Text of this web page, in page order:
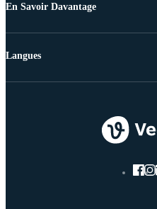
En Savoir Davantage
Langues